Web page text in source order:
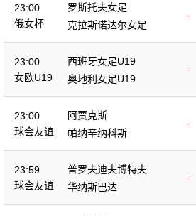
23:00
俄女杯
罗斯托夫女足
-
克拉斯诺达尔女足
23:00
女欧U19
西班牙女足U19
-
奥地利女足U19
23:00
球会友谊
阿贾克斯
-
帕纳辛纳科斯
23:59
球会友谊
普罗夫迪夫博特夫
-
华纳斯巴达